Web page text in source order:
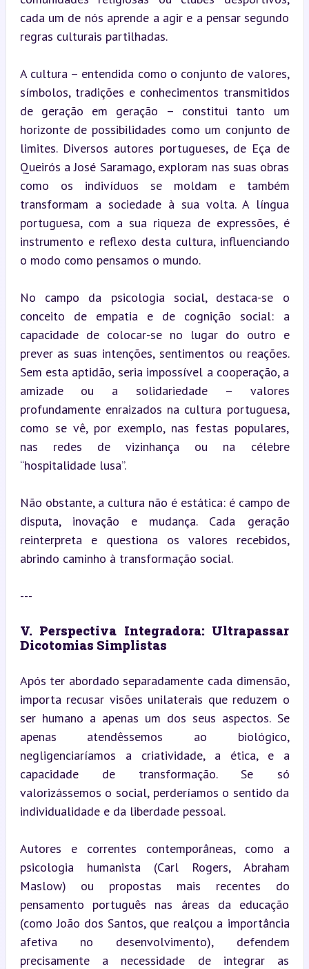
cada um de nós aprende a agir e a pensar segundo
regras culturais partilhadas.
A cultura – entendida como o conjunto de valores,
símbolos, tradições e conhecimentos transmitidos
de geração em geração – constitui tanto um
horizonte de possibilidades como um conjunto de
limites. Diversos autores portugueses, de Eça de
Queirós a José Saramago, exploram nas suas obras
como os indivíduos se moldam e também
transformam a sociedade à sua volta. A língua
portuguesa, com a sua riqueza de expressões, é
instrumento e reflexo desta cultura, influenciando
o modo como pensamos o mundo.
No campo da psicologia social, destaca-se o
conceito de empatia e de cognição social: a
capacidade de colocar-se no lugar do outro e
prever as suas intenções, sentimentos ou reações.
Sem esta aptidão, seria impossível a cooperação, a
amizade ou a solidariedade – valores
profundamente enraizados na cultura portuguesa,
como se vê, por exemplo, nas festas populares,
nas redes de vizinhança ou na célebre
“hospitalidade lusa”.
Não obstante, a cultura não é estática: é campo de
disputa, inovação e mudança. Cada geração
reinterpreta e questiona os valores recebidos,
abrindo caminho à transformação social.
---
V. Perspectiva Integradora: Ultrapassar
Dicotomias Simplistas
Após ter abordado separadamente cada dimensão,
importa recusar visões unilaterais que reduzem o
ser humano a apenas um dos seus aspectos. Se
apenas atendêssemos ao biológico,
negligenciaríamos a criatividade, a ética, e a
capacidade de transformação. Se só
valorizássemos o social, perderíamos o sentido da
individualidade e da liberdade pessoal.
Autores e correntes contemporâneas, como a
psicologia humanista (Carl Rogers, Abraham
Maslow) ou propostas mais recentes do
pensamento português nas áreas da educação
(como João dos Santos, que realçou a importância
afetiva no desenvolvimento), defendem
precisamente a necessidade de integrar as